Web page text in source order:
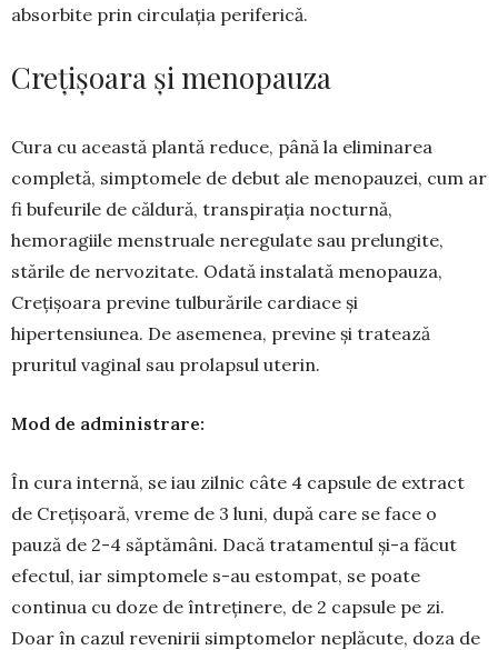
absorbite prin circulația periferică.
Crețișoara și menopauza
Cura cu această plantă reduce, până la eli­minarea
completă, simptomele de debut ale me­nopauzei, cum ar
fi bufeurile de căldură, trans­pirația nocturnă,
hemoragiile menstruale ne­re­gulate sau prelungite,
stările de nervozitate. Oda­tă instalată menopauza,
Crețișoara previne tul­burările cardiace și
hipertensiunea. De ase­menea, previne și tratează
pruritul vaginal sau prolapsul uterin.
Mod de administrare:
În cura internă, se iau zilnic câte 4 capsule de extract
de Crețișoară, vreme de 3 luni, după care se face o
pauză de 2-4 săptămâni. Dacă trata­mentul şi-a făcut
efectul, iar simptomele s-au estompat, se poate
continua cu doze de între­ținere, de 2 capsule pe zi.
Doar în cazul revenirii simptomelor neplăcute, doza de